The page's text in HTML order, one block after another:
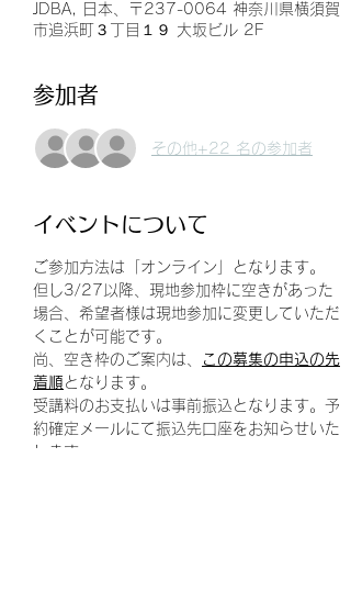
JDBA, 日本、〒237-0064 神奈川県横須賀
市追浜町３丁目１９ 大坂ビル 2F
参加者
その他+22 名の参加者
イベントについて
ご参加方法は「オンライン」となります。
但し3/27以降、現地参加枠に空きがあった
場合、希望者様は現地参加に変更していただ
くことが可能です。
尚、空き枠のご案内は、
この募集の申込の先
着順 となります。
受講料のお支払いは事前振込となります。予
約確定メールにて振込先口座をお知らせいた
します。